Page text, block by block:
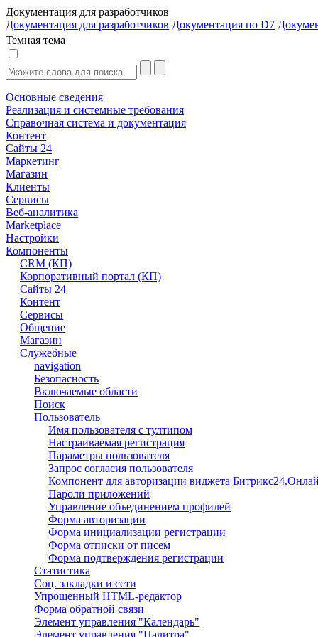
Документация для разработчиков
Документация для разработчиков Документация по D7
Темная тема
Основные сведения
Реализация и системные требования
Справочная система и документация
Контент
Сайты 24
Маркетинг
Магазин
Клиенты
Сервисы
Веб-аналитика
Marketplace
Настройки
Компоненты
CRM (КП)
Корпоративный портал (КП)
Сайты 24
Контент
Сервисы
Общение
Магазин
Служебные
navigation
Безопасность
Включаемые области
Поиск
Пользователь
Имя пользователя с тултипом
Настраиваемая регистрация
Параметры пользователя
Запрос согласия пользователя
Компонент для авторизации виджета
Пароли приложений
Управление объединением профилей
Форма авторизации
Форма инициализации регистрации
Форма отписки от писем
Форма подтверждения регистрации
Статистика
Соц. закладки и сети
Упрощенный HTML-редактор
Форма обратной связи
Элемент управления "Календарь"
Элемент управления "Палитра"